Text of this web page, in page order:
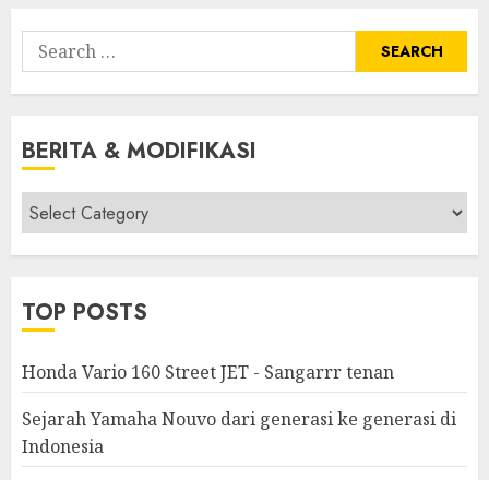
Search
for:
BERITA & MODIFIKASI
Berita
&
Modifikasi
TOP POSTS
Honda Vario 160 Street JET - Sangarrr tenan
Sejarah Yamaha Nouvo dari generasi ke generasi di
Indonesia